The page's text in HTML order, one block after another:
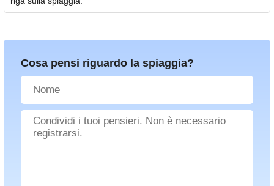
Cosa pensi riguardo la spiaggia?